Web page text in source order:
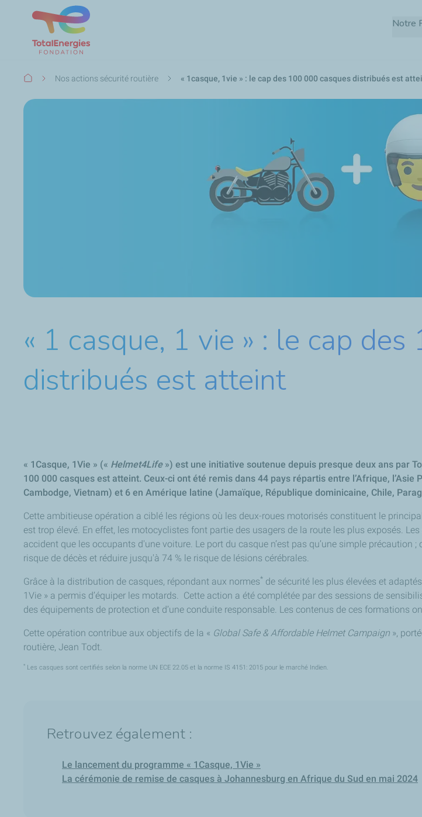
Aller
Notre
Fil
Nos actions sécurité routière « 1casque, 1vie » : le cap des 100 000 casques distribués est
« 1 casque, 1 vie » : le cap
distribués est atteint
« 1Casque, 1Vie » (« Helmet4Life») est une initiative soutenue depuis presque deux ans par
100 000 casques est atteint. Ceux-ci ont été remis dans 44 pays répartis entre l’Afrique,
Cambodge, Vietnam) et 6 en Amérique latine (Jamaïque, République dominicaine, Chile,
Cette ambitieuse opération a ciblé les régions où les deux-roues motorisés constituent le
est trop élevé. En effet, les motocyclistes font partie des usagers de la route les plus exposés.
accident que les occupants d'une voiture. Le port du casque n’est pas qu’une simple
risque de décès et réduire jusqu'à 74 % le risque de lésions cérébrales.
Grâce à la distribution de casques, répondant aux normes* de sécurité les plus élevées et
1Vie » a permis d’équiper les motards. Cette action a été complétée par des sessions de
des équipements de protection et d’une conduite responsable. Les contenus de ces formations
Cette opération contribue aux objectifs de la « Global Safe & Affordable Helmet Campaign »,
routière, Jean Todt.
* Les casques sont certifiés selon la norme UN ECE 22.05 et la norme IS 4151: 2015 pour le marché Indien.
Retrouvez également :
Le lancement du programme « 1Casque, 1Vie »
La cérémonie de remise de casques à Johannesburg en Afrique du Sud en mai 2024